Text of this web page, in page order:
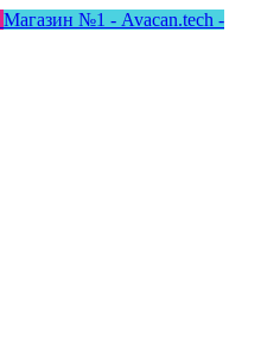
Магазин №1 - Avacan.tech -